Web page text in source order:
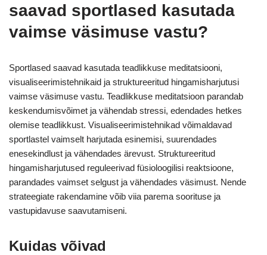
saavad sportlased kasutada
vaimse väsimuse vastu?
Sportlased saavad kasutada teadlikkuse meditatsiooni,
visualiseerimistehnikaid ja struktureeritud hingamisharjutusi
vaimse väsimuse vastu. Teadlikkuse meditatsioon parandab
keskendumisvõimet ja vähendab stressi, edendades hetkes
olemise teadlikkust. Visualiseerimistehnikad võimaldavad
sportlastel vaimselt harjutada esinemisi, suurendades
enesekindlust ja vähendades ärevust. Struktureeritud
hingamisharjutused reguleerivad füsioloogilisi reaktsioone,
parandades vaimset selgust ja vähendades väsimust. Nende
strateegiate rakendamine võib viia parema soorituse ja
vastupidavuse saavutamiseni.
Kuidas võivad